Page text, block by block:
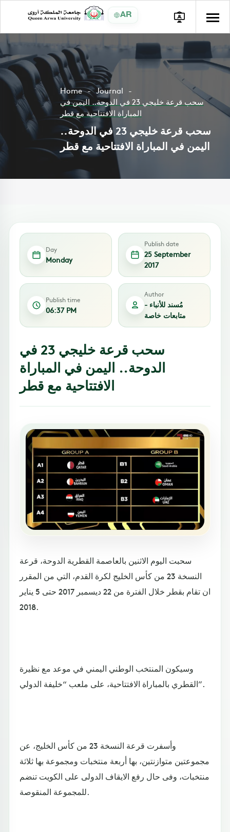
AR
Home
Journal
سحب قرعة خليجي 23 في الدوحة.. اليمن في
المباراة الافتتاحية مع قطر
سحب قرعة خليجي 23 في الدوحة..
اليمن في المباراة الافتتاحية مع قطر
Day
Monday
Publish date
25 September
2017
Publish time
06:37 PM
Author
مُسند للأنباء -
متابعات خاصة
سحب قرعة خليجي 23 في
الدوحة.. اليمن في المباراة
الافتتاحية مع قطر
سحبت اليوم الاثنين بالعاصمة القطرية الدوحة، قرعة
النسخة 23 من كأس الخليج لكرة القدم، التي من المقرر
ان تقام بقطر خلال الفترة من 22 ديسمبر 2017 حتى 5 يناير
2018.
وسيكون المنتخب الوطني اليمني في موعد مع نظيرة
القطري بالمباراة الافتتاحية، على ملعب “خليفة الدولي”.
وأسفرت قرعة النسخة 23 من كأس الخليج، عن
مجموعتين متوازنتين، بها أربعة منتخبات ومجموعة بها ثلاثة
منتخبات، وفى حال رفع الايقاف الدولى على الكويت تنضم
للمجموعة المنقوصة.